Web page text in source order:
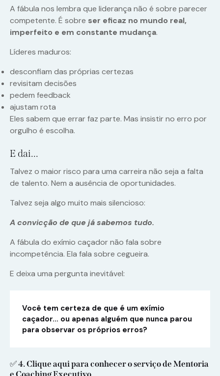
A fábula nos lembra que liderança não é sobre parecer
competente. É sobre ser eficaz no mundo real,
imperfeito e em constante mudança.
Líderes maduros:
desconfiam das próprias certezas
revisitam decisões
pedem feedback
ajustam rota
Eles sabem que errar faz parte. Mas insistir no erro por
orgulho é escolha.
E dai…
Talvez o maior risco para uma carreira não seja a falta
de talento. Nem a ausência de oportunidades.
Talvez seja algo muito mais silencioso:
A convicção de que já sabemos tudo.
A fábula do exímio caçador não fala sobre
incompetência. Ela fala sobre cegueira.
E deixa uma pergunta inevitável:
Você tem certeza de que é um exímio
caçador… ou apenas alguém que nunca parou
para observar os próprios erros?
✅4.Clique aqui para conhecer o serviço de Mentoria